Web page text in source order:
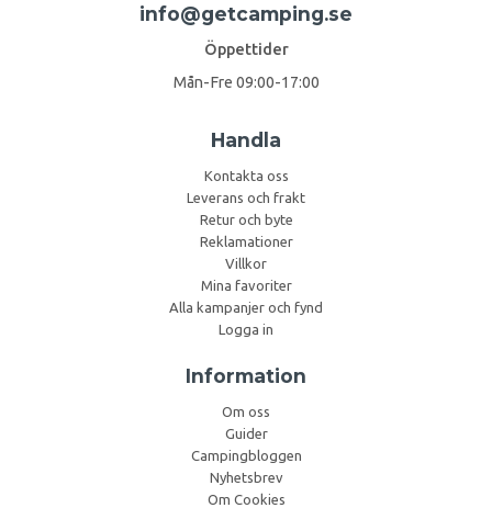
info@getcamping.se
Öppettider
Mån-Fre 09:00-17:00
Handla
Kontakta oss
Leverans och frakt
Retur och byte
Reklamationer
Villkor
Mina favoriter
Alla kampanjer och fynd
Logga in
Information
Om oss
Guider
Campingbloggen
Nyhetsbrev
Om Cookies